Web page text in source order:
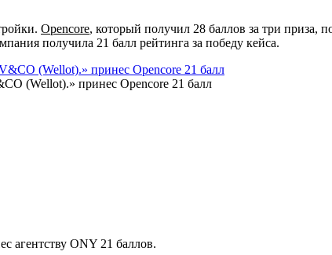
Opencore, который получил 28 баллов за три приза,
получила 21 балл рейтинга за победу кейса.
(Wellot).» принес Opencore 21 балл
агентству ONY 21 баллов.